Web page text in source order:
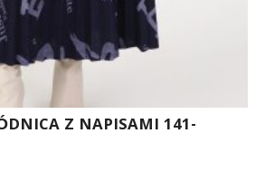
Z NAPISAMI 141-